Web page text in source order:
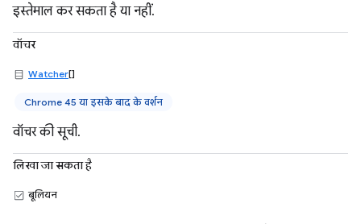
इस्तेमाल कर सकता है या नहीं.
वॉचर
Watcher[]
Chrome 45 या इसके बाद के वर्शन
वॉचर की सूची.
लिखा जा सकता है
बूलियन